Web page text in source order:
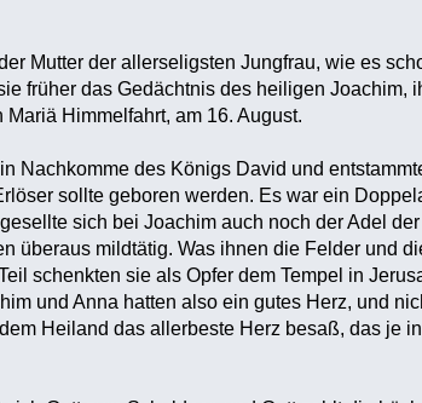
Mutter der allerseligsten Jungfrau, wie es
früher das Gedächtnis des heiligen Joachim,
Himmelfahrt, am 16. August.
Nachkomme des Königs David und
sollte geboren werden. Es war ein
sich bei Joachim auch noch der Adel
überaus mildtätig. Was ihnen die Felder und
schenkten sie als Opfer dem Tempel in
und Anna hatten also ein gutes Herz, und
Heiland das allerbeste Herz besaß, das je